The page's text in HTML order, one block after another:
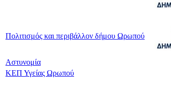
Πολιτισμός και περιβάλλον δήμου Ωρωπού
Αστυνομία
ΚΕΠ Υγείας Ωρωπού